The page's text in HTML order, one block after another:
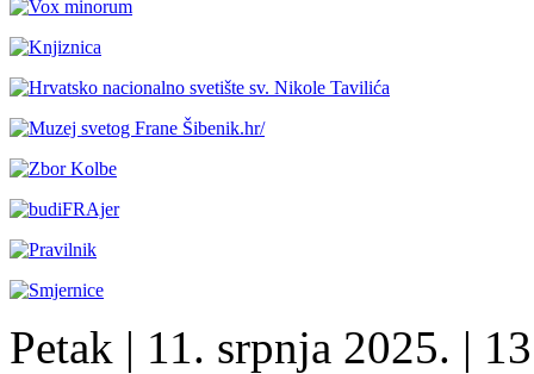
Petak | 11. srpnja 2025. |